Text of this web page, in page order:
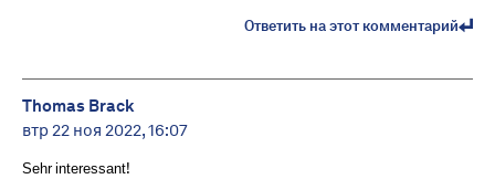
Ответить на этот комментарий
Thomas Brack
втр 22 ноя 2022, 16:07
Sehr interessant!